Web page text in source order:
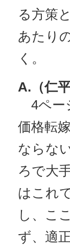
る方策
あたり
く。
A.（仁
4ペー
価格転
ならな
ろで大
はこれ
し、こ
ず、適